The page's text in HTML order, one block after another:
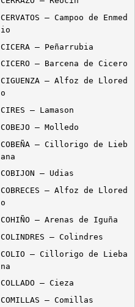
CERVATOS – Campoo de Enmed
io
CICERA – Peñarrubia
CICERO – Barcena de Cicero
CIGUENZA – Alfoz de Llored
o
CIRES – Lamason
COBEJO – Molledo
COBEÑA – Cillorigo de Lieb
ana
COBIJON – Udias
COBRECES – Alfoz de Llored
o
COHIÑO – Arenas de Iguña
COLINDRES – Colindres
COLIO – Cillorigo de Lieba
na
COLLADO – Cieza
COMILLAS – Comillas